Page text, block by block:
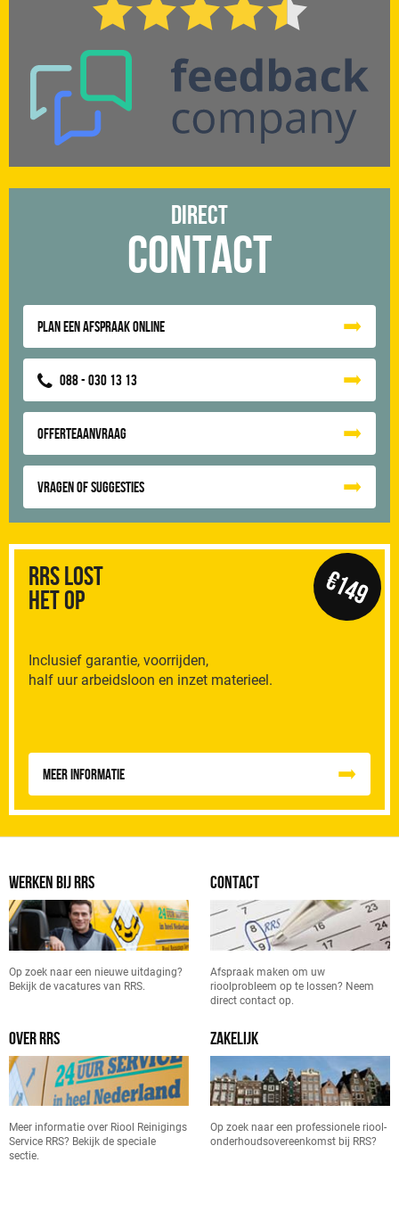
Direct
Contact
Plan een afspraak online
088 - 030 13 13
Offerteaanvraag
Vragen of suggesties
RRS Lost
het op
Inclusief garantie, voorrijden,
half uur arbeidsloon en inzet materieel.
€149
Meer informatie
WERKEN BIJ RRS
Op zoek naar een nieuwe uitdaging?
Bekijk de vacatures van RRS.
CONTACT
Afspraak maken om uw
rioolprobleem op te lossen? Neem
direct contact op.
OVER RRS
Meer informatie over Riool Reinigings
Service RRS? Bekijk de speciale
sectie.
ZAKELIJK
Op zoek naar een professionele riool-
onderhoudsovereenkomst bij RRS?